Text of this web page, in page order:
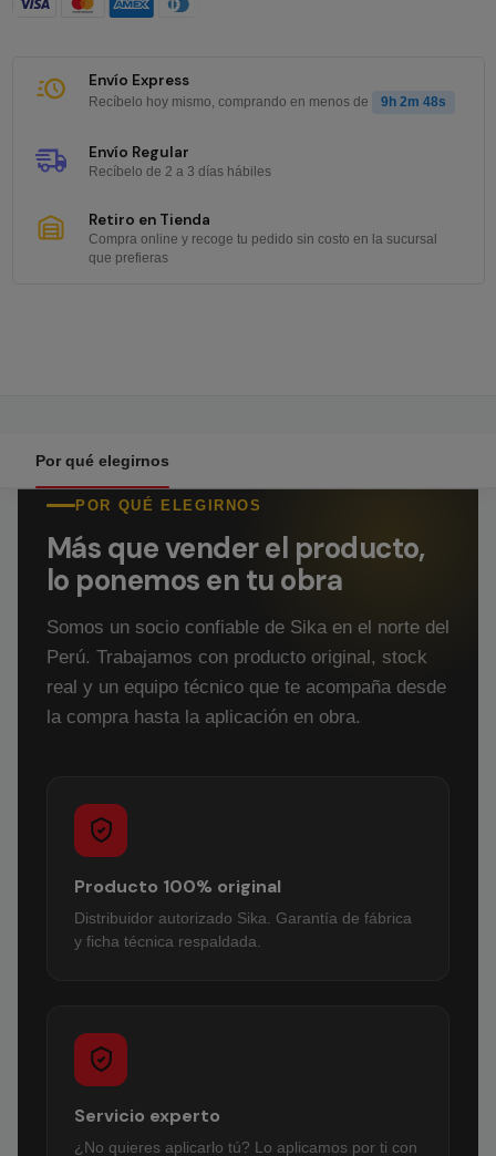
Envío Express
Recíbelo hoy mismo, comprando en menos de 9h 2m 48s
Envío Regular
Recíbelo de 2 a 3 días hábiles
Retiro en Tienda
Compra online y recoge tu pedido sin costo en la sucursal
que prefieras
Por qué elegirnos
POR QUÉ ELEGIRNOS
Más que vender el producto,
lo ponemos en tu obra
Somos un socio confiable de Sika en el norte del
Perú. Trabajamos con producto original, stock
real y un equipo técnico que te acompaña desde
la compra hasta la aplicación en obra.
Producto 100% original
Distribuidor autorizado Sika. Garantía de fábrica
y ficha técnica respaldada.
Servicio experto
¿No quieres aplicarlo tú? Lo aplicamos por ti con